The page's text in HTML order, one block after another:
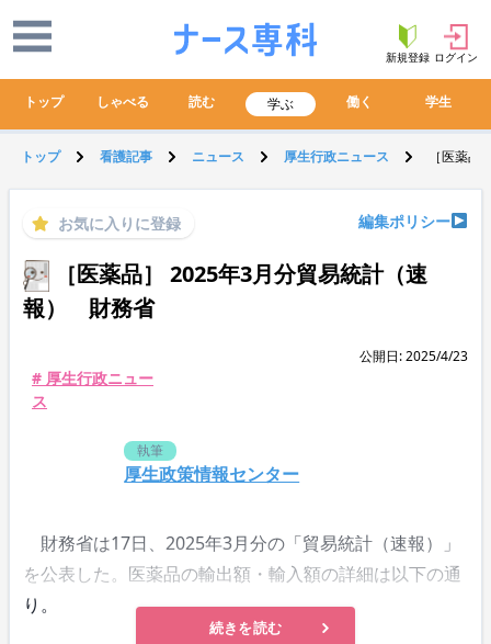
新規登録 ログイン
トップ しゃべる 読む 学ぶ 働く 学生
トップ 看護記事 ニュース 厚生行政ニュース ［医薬
お気に入りに登録 編集ポリシー
［医薬品］ 2025年3月分貿易統計（速
報） 財務省
公開日: 2025/4/23
# 厚生行政ニュー
ス
執筆
厚生政策情報センター
財務省は17日、2025年3月分の「貿易統計（速報）」
を公表した。医薬品の輸出額・輸入額の詳細は以下の通
り。
続きを読む